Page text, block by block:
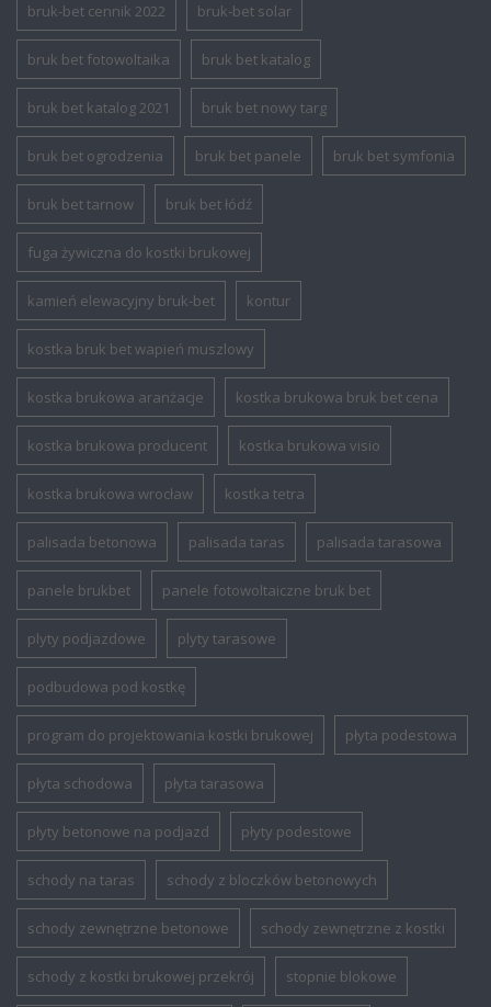
bruk-bet cennik 2022 bruk-bet solar
bruk bet fotowoltaika bruk bet katalog
bruk bet katalog 2021 bruk bet nowy targ
bruk bet ogrodzenia bruk bet panele bruk bet symfonia
bruk bet tarnow bruk bet łódź
fuga żywiczna do kostki brukowej
kamień elewacyjny bruk-bet kontur
kostka bruk bet wapień muszlowy
kostka brukowa aranżacje kostka brukowa bruk bet cena
kostka brukowa producent kostka brukowa visio
kostka brukowa wrocław kostka tetra
palisada betonowa palisada taras palisada tarasowa
panele brukbet panele fotowoltaiczne bruk bet
plyty podjazdowe plyty tarasowe
podbudowa pod kostkę
program do projektowania kostki brukowej płyta podestowa
płyta schodowa płyta tarasowa
płyty betonowe na podjazd płyty podestowe
schody na taras schody z bloczków betonowych
schody zewnętrzne betonowe schody zewnętrzne z kostki
schody z kostki brukowej przekrój stopnie blokowe